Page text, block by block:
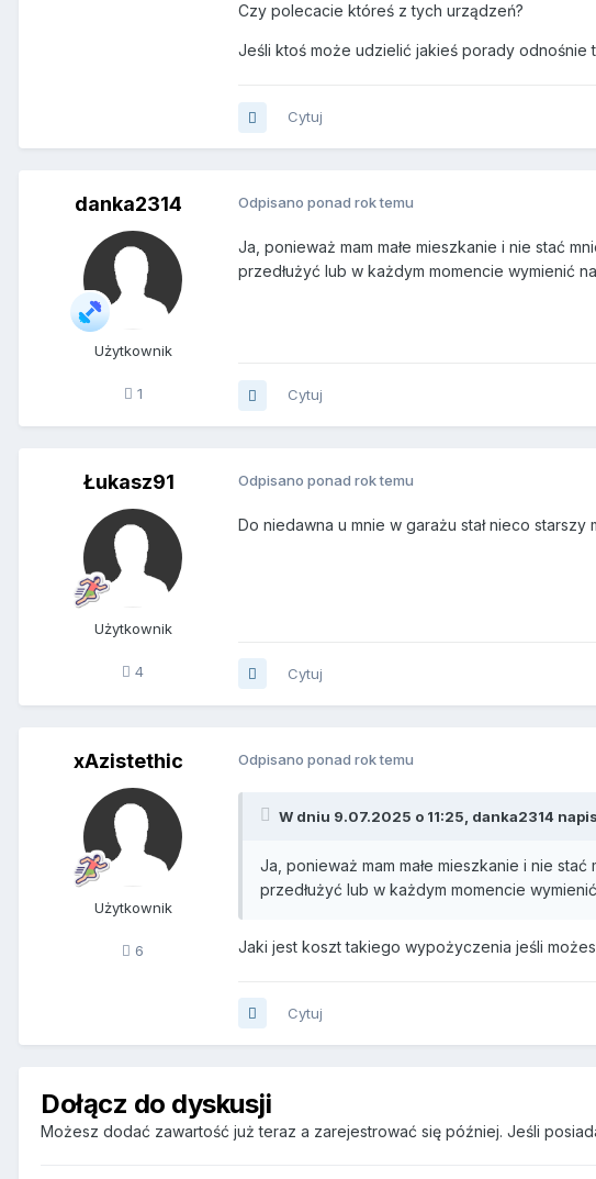
Czy polecacie któreś z tych urządzeń?
Jeśli ktoś może udzielić jakieś porady
Cytuj
danka2314
Użytkownik
1
Odpisano ponad rok temu
Ja, ponieważ mam małe mieszkanie i nie stać
przedłużyć lub w każdym momencie wymienić
Cytuj
Łukasz91
Użytkownik
4
Odpisano ponad rok temu
Do niedawna u mnie w garażu stał nieco starszy
Cytuj
xAzistethic
Użytkownik
6
Odpisano ponad rok temu
W dniu 9.07.2025 o 11:25, danka2314
Ja, ponieważ mam małe mieszkanie i nie
przedłużyć lub w każdym momencie
Jaki jest koszt takiego wypożyczenia jeśli
Cytuj
Dołącz do dyskusji
Możesz dodać zawartość już teraz a zarejestrować się później. Jeśli